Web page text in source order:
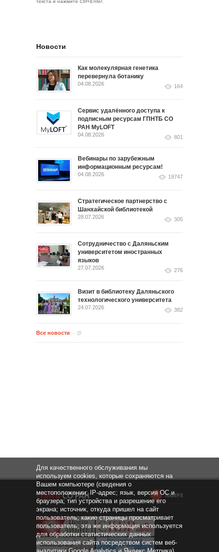
текста и нажмите Ctrl+Enter.
Новости
Как молекулярная генетика
перевернула ботанику
04.08.2026 164
Сервис удалённого доступа к
подписным ресурсам ГПНТБ СО
РАН MyLOFT
04.08.2026 801
Вебинары по зарубежным
информационным ресурсам!
04.08.2026 19747
Стратегическое партнерство с
Шанхайской библиотекой
28.07.2026 305
Сотрудничество с Даляньским
университетом иностранных
языков
27.07.2026 276
Визит в библиотеку Даляньского
технологического университета
24.07.2026 382
Все новости
НАВЕРХ
Для качественного обслуживания мы
используем cookies, которые сохраняются на
Вашем компьютере (сведения о
местоположении; IP-адрес; язык, версия ОС и
браузера; тип устройства и разрешение его
экрана; источник, откуда пришел на сайт
пользователь; какие страницы просматривает
пользователь; эта же информация используется
для обработки статистических данных
использования сайта посредством систем веб-